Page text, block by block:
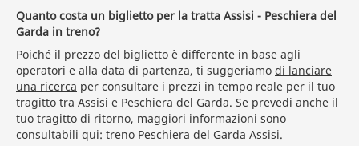
Quanto costa un biglietto per la tratta Assisi - Peschiera del
Garda in treno?
Poiché il prezzo del biglietto è differente in base agli
operatori e alla data di partenza, ti suggeriamo di lanciare
una ricerca per consultare i prezzi in tempo reale per il tuo
tragitto tra Assisi e Peschiera del Garda. Se prevedi anche il
tuo tragitto di ritorno, maggiori informazioni sono
consultabili qui: treno Peschiera del Garda Assisi.